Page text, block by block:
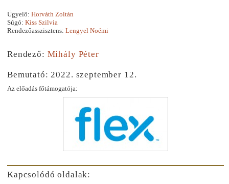
Ügyelő: Horváth Zoltán
Súgó: Kiss Szilvia
Rendezőasszisztens: Lengyel Noémi
Rendező: Mihály Péter
Bemutató: 2022. szeptember 12.
Az előadás főtámogatója:
Kapcsolódó oldalak: